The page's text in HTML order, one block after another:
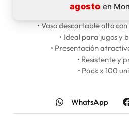
agosto en
• Vaso descartable alto
• Ideal para jugos y
• Presentación
• Resistente y
• Pack x 100
WhatsApp